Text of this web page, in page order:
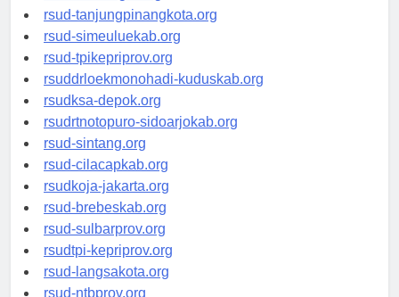
rsud-kotabogor.org
rsud-tanjungpinangkota.org
rsud-simeuluekab.org
rsud-tpikepriprov.org
rsuddrloekmonohadi-kuduskab.org
rsudksa-depok.org
rsudrtnotopuro-sidoarjokab.org
rsud-sintang.org
rsud-cilacapkab.org
rsudkoja-jakarta.org
rsud-brebeskab.org
rsud-sulbarprov.org
rsudtpi-kepriprov.org
rsud-langsakota.org